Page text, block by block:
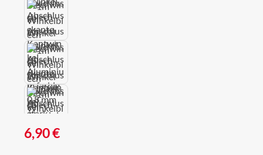
Regulärer Preis:
6,90 €